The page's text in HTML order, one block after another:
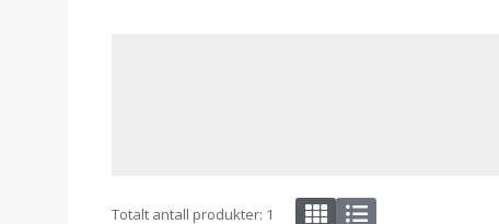
Totalt antall produkter: 1